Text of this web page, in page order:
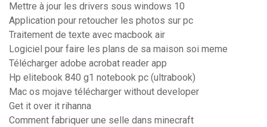
Mettre à jour les drivers sous windows 10
Application pour retoucher les photos sur pc
Traitement de texte avec macbook air
Logiciel pour faire les plans de sa maison soi meme
Télécharger adobe acrobat reader app
Hp elitebook 840 g1 notebook pc (ultrabook)
Mac os mojave télécharger without developer
Get it over it rihanna
Comment fabriquer une selle dans minecraft